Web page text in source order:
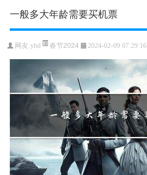
一般多大年龄需要买机票
网友:ybd 春节2024 2024-02-09 07:29:16